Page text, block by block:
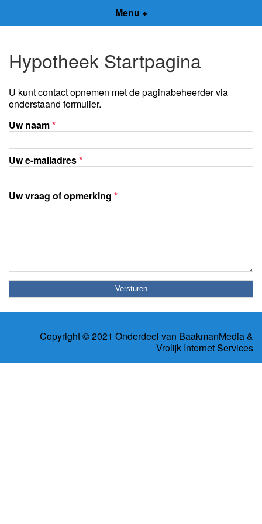
Menu +
Hypotheek Startpagina
U kunt contact opnemen met de paginabeheerder via
onderstaand formulier.
Uw naam*
Uw e-mailadres*
Uw vraag of opmerking *
Copyright © 2021 Onderdeel van BaakmanMedia&
Vrolijk Internet Services